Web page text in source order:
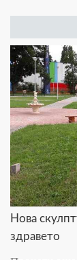
Нова
здравето